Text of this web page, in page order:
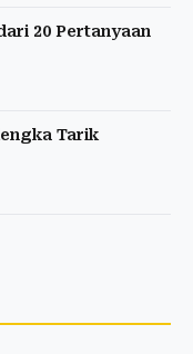
20 Pertanyaan
Tarik